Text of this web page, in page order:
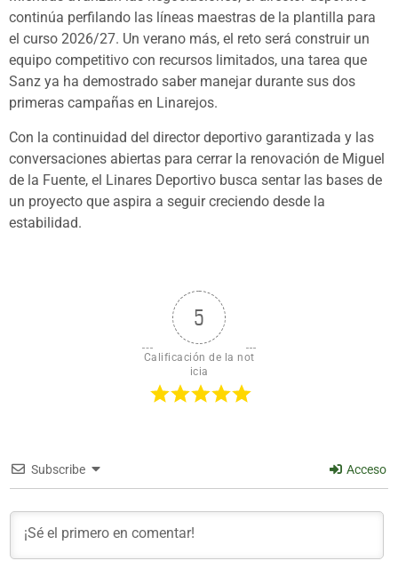
continúa perfilando las líneas maestras de la plantilla para
el curso 2026/27. Un verano más, el reto será construir un
equipo competitivo con recursos limitados, una tarea que
Sanz ya ha demostrado saber manejar durante sus dos
primeras campañas en Linarejos.
Con la continuidad del director deportivo garantizada y las
conversaciones abiertas para cerrar la renovación de Miguel
de la Fuente, el Linares Deportivo busca sentar las bases de
un proyecto que aspira a seguir creciendo desde la
estabilidad.
5
Calificación de la not
icia
Subscribe Acceso